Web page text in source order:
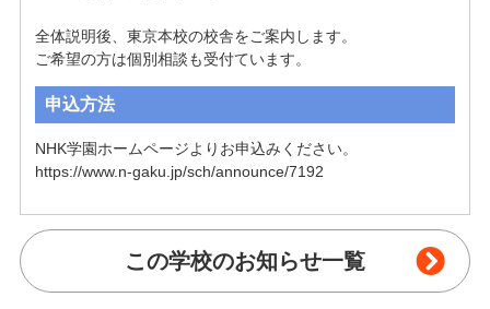
全体説明後、東京本校の校舎をご案内します。
ご希望の方は個別相談も受付ています。
申込方法
NHK学園ホームページよりお申込みください。
https://www.n-gaku.jp/sch/announce/7192
この学校のお知らせ一覧